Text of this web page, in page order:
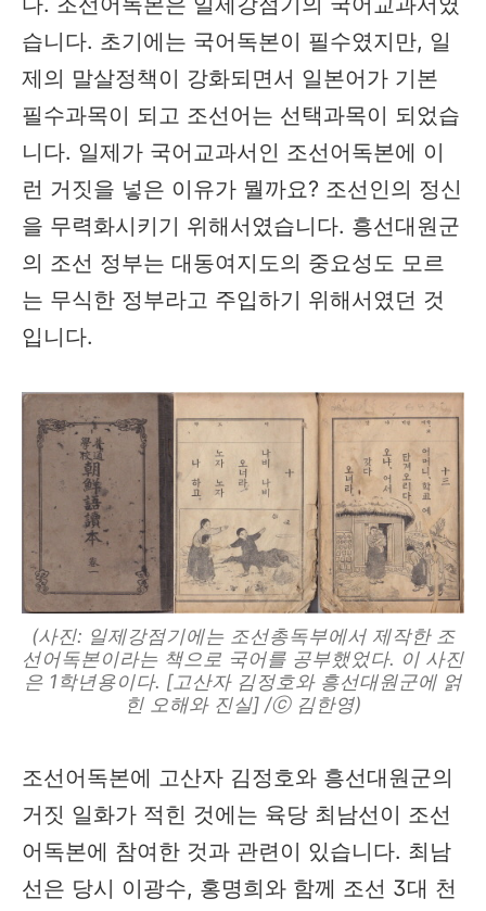
습니다. 초기에는 국어독본이 필수였지만, 일
제의 말살정책이 강화되면서 일본어가 기본
필수과목이 되고 조선어는 선택과목이 되었습
니다. 일제가 국어교과서인 조선어독본에 이
런 거짓을 넣은 이유가 뭘까요? 조선인의 정신
을 무력화시키기 위해서였습니다. 흥선대원군
의 조선 정부는 대동여지도의 중요성도 모르
는 무식한 정부라고 주입하기 위해서였던 것
입니다.
(사진: 일제강점기에는 조선총독부에서 제작한 조
선어독본이라는 책으로 국어를 공부했었다. 이 사진
은 1학년용이다. [고산자 김정호와 흥선대원군에 얽
힌 오해와 진실] /ⓒ 김한영)
조선어독본에 고산자 김정호와 흥선대원군의
거짓 일화가 적힌 것에는 육당 최남선이 조선
어독본에 참여한 것과 관련이 있습니다. 최남
선은 당시 이광수, 홍명희와 함께 조선 3대 천